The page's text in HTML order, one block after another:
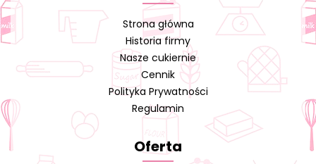
Strona główna
Historia firmy
Nasze cukiernie
Cennik
Polityka Prywatności
Regulamin
Oferta